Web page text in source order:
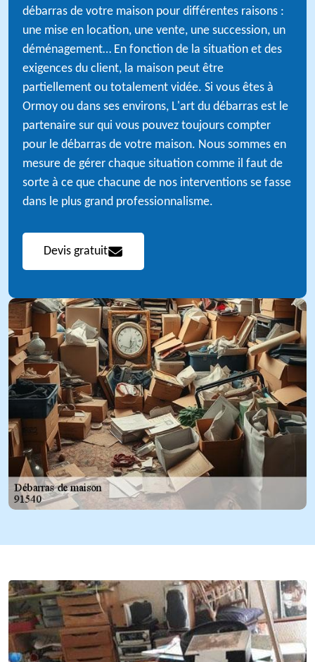
débarras de votre maison pour différentes raisons :
une mise en location, une vente, une succession, un
déménagement… En fonction de la situation et des
exigences du client, la maison peut être
partiellement ou totalement vidée. Si vous êtes à
Ormoy ou dans ses environs, L'art du débarras est le
partenaire sur qui vous pouvez toujours compter
pour le débarras de votre maison. Nous sommes en
mesure de gérer chaque situation comme il faut de
sorte à ce que chacune de nos interventions se fasse
dans le plus grand professionnalisme.
Devis gratuit